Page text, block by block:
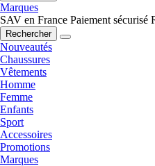
Marques
SAV en France Paiement sécurisé
Rechercher
Nouveautés
Chaussures
Vêtements
Homme
Femme
Enfants
Sport
Accessoires
Promotions
Marques